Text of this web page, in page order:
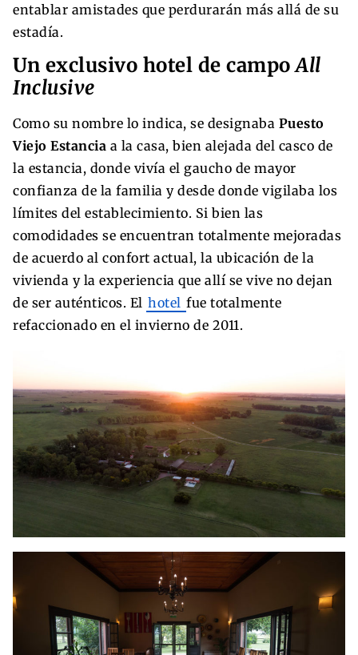
entablar amistades que perdurarán más allá de su
estadía.
Un exclusivo hotel de campoAll
Inclusive
Como su nombre lo indica, se designaba Puesto
Viejo Estancia a la casa, bien alejada del casco de
la estancia, donde vivía el gaucho de mayor
confianza de la familia y desde donde vigilaba los
límites del establecimiento. Si bien las
comodidades se encuentran totalmente mejoradas
de acuerdo al confort actual, la ubicación de la
vivienda y la experiencia que allí se vive no dejan
de ser auténticos. El hotel fue totalmente
refaccionado en el invierno de 2011.